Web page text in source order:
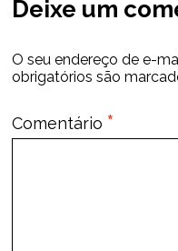
Deixe um
O seu endereço de e-
obrigatórios são
Comentário *